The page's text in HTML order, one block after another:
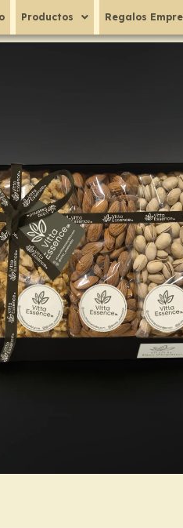
Productos Regalos